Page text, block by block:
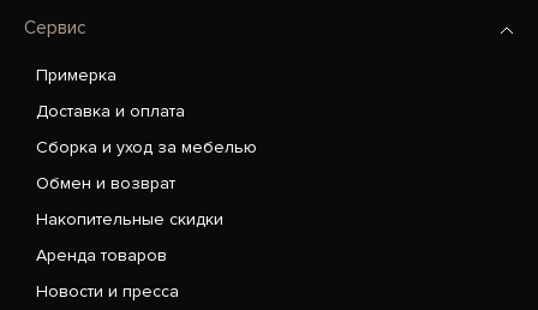
Сервис
Примерка
Доставка и оплата
Сборка и уход за мебелью
Обмен и возврат
Накопительные скидки
Аренда товаров
Новости и пресса